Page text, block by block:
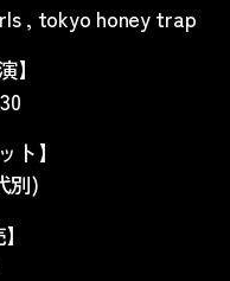
, tokyo honey trap
】
ト】
別)